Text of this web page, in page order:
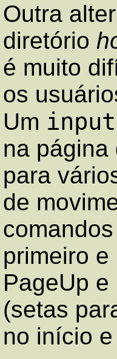
Outra
diretório
é muito
os
Um
na página
para
de
primeiro
PageUp
(setas
no início